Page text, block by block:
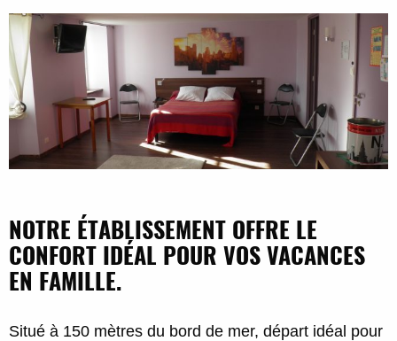
NOTRE ÉTABLISSEMENT OFFRE LE
CONFORT IDÉAL POUR VOS VACANCES
EN FAMILLE.
Situé à 150 mètres du bord de mer, départ idéal pour